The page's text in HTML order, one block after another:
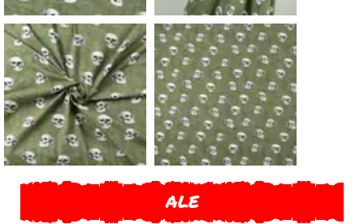
ALE